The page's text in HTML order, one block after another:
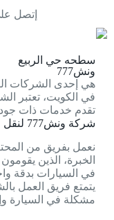
إتصل
سطحه حي الربيع
ونش777
هي إحدى الشركات
في الكويت، تعتبر
تقدم خدمات ذات
شركة ونش777 لنقل وسحب السيارات والمركبات
نعمل بفريق من
الخبرة، الذين
في السيارات بدقة
يتمتع فريق العمل
مشكلة في السيارة